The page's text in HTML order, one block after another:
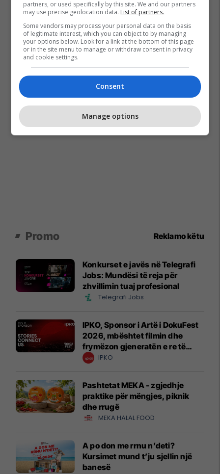
Promo Reklamo këtu
Konkurset e javës në Telegrafi
Jobs: Mundësi të reja për
zhvillimin tuaj profesional
Telegrafi Jobs
IPKO, Sponsor i Artë i DokuFest
2026, mbështet filmin dhe
frymëzon gjeneratën e re të
krijuesve
IPKO
Pashtetat MEKA - zgjedhje
praktike për mëngjes, piknik
dhe rrugë
MEKA HALAL FOOD
A po don me rrnu n’deti?
Kursimet mund t’ju sjellin një
banesë
partners, or used specifically by this site. We and our partners
may use precise geolocation data. List of partners.
Some vendors may process your personal data on the basis
of legitimate interest, which you can object to by managing
your options below. Look for a link at the bottom of this page
or in the site menu to manage or withdraw consent in privacy
and cookie settings.
Consent
Manage options